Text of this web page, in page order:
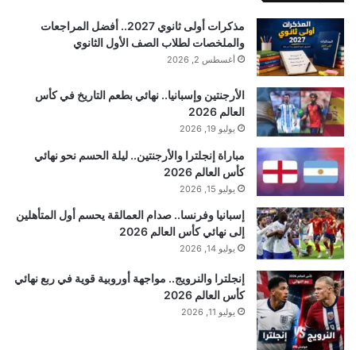
مذكرات أولى ثانوي 2027.. أفضل المراجعات
والملخصات لطلاب الصف الأول الثانوي
أغسطس 2, 2026
الأرجنتين وإسبانيا.. نهائي بطعم التاريخ في كأس
العالم 2026
يوليو 19, 2026
مباراة إنجلترا والأرجنتين.. ليلة الحسم نحو نهائي
كأس العالم 2026
يوليو 15, 2026
إسبانيا وفرنسا.. صدام العمالقة يحسم أول المتأهلين
إلى نهائي كأس العالم 2026
يوليو 14, 2026
إنجلترا والنرويج.. مواجهة أوروبية قوية في ربع نهائي
كأس العالم 2026
يوليو 11, 2026